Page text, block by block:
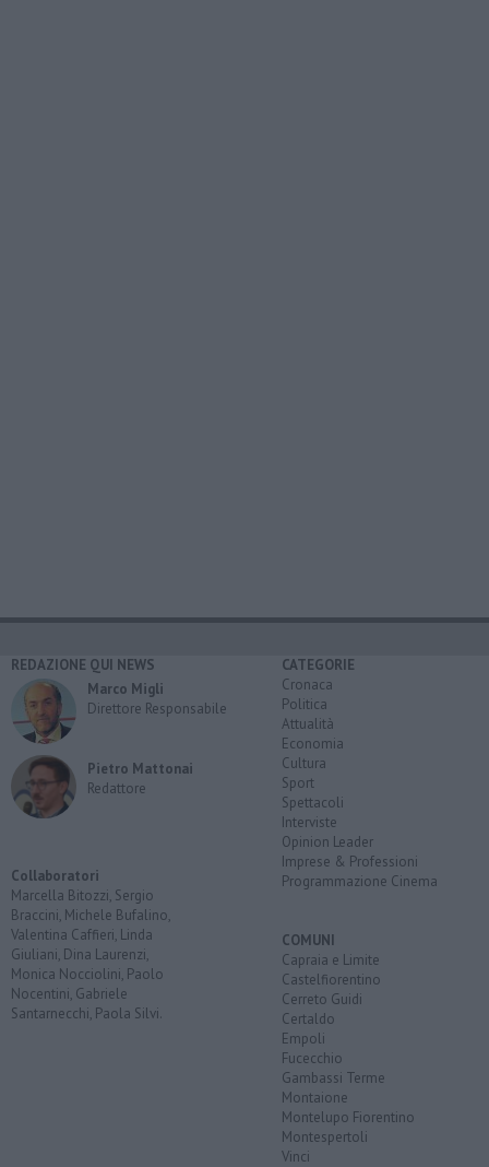
REDAZIONE QUI NEWS
Marco Migli
Direttore Responsabile
Pietro Mattonai
Redattore
Collaboratori
Marcella Bitozzi, Sergio
Braccini, Michele Bufalino,
Valentina Caffieri, Linda
Giuliani, Dina Laurenzi,
Monica Nocciolini, Paolo
Nocentini, Gabriele
Santarnecchi, Paola Silvi.
CATEGORIE
Cronaca
Politica
Attualità
Economia
Cultura
Sport
Spettacoli
Interviste
Opinion Leader
Imprese & Professioni
Programmazione Cinema
COMUNI
Capraia e Limite
Castelfiorentino
Cerreto Guidi
Certaldo
Empoli
Fucecchio
Gambassi Terme
Montaione
Montelupo Fiorentino
Montespertoli
Vinci